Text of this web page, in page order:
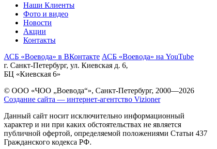
Наши Клиенты
Фото и видео
Новости
Акции
Контакты
АСБ «Воевода» в ВКонтакте АСБ «Воевода» на YouTube
г. Санкт-Петербург, ул. Киевская д. 6,
БЦ «Киевская 6»
© ООО «ЧОО „Воевода“», Санкт-Петербург, 2000—2026
Создание сайта — интернет-агентство Vizioner
Данный сайт носит исключительно информационный
характер и ни при каких обстоятельствах не является
публичной офертой, определяемой положениями Статьи 437
Гражданского кодекса РФ.